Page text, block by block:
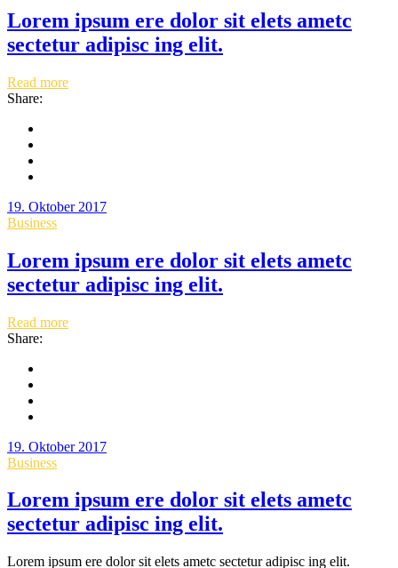
Lorem ipsum ere dolor sit elets ametc
sectetur adipisc ing elit.
Read more
Share:
19. Oktober 2017
Business
Lorem ipsum ere dolor sit elets ametc
sectetur adipisc ing elit.
Read more
Share:
19. Oktober 2017
Business
Lorem ipsum ere dolor sit elets ametc
sectetur adipisc ing elit.
Lorem ipsum ere dolor sit elets ametc sectetur adipisc ing elit.